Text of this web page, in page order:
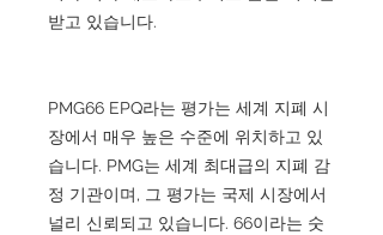
받고 있습니다.
PMG66 EPQ라는 평가는 세계 지폐 시
장에서 매우 높은 수준에 위치하고 있
습니다. PMG는 세계 최대급의 지폐 감
정 기관이며, 그 평가는 국제 시장에서
널리 신뢰되고 있습니다. 66이라는 숫